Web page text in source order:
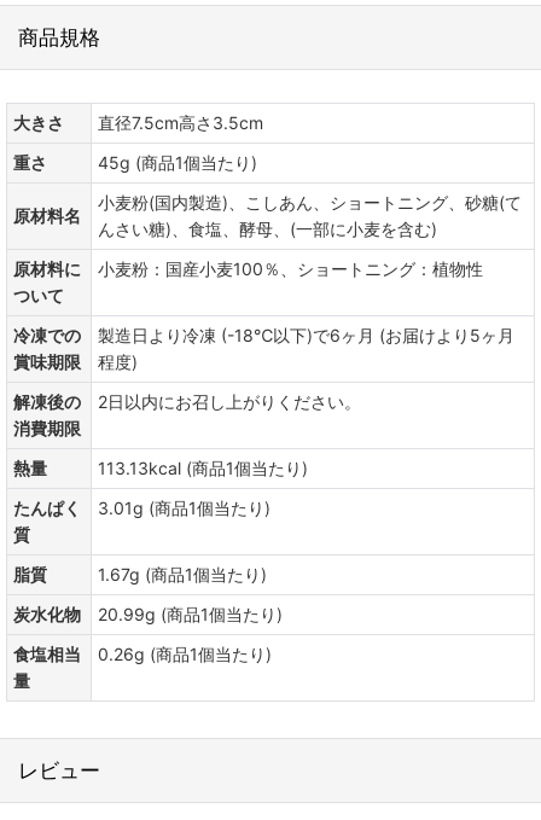
商品規格
大きさ
直径7.5cm高さ3.5cm
重さ
45g (商品1個当たり)
原材料名
小麦粉(国内製造)、こしあん、ショートニング、砂糖(て
んさい糖)、食塩、酵母、(一部に小麦を含む)
原材料に
ついて
小麦粉：国産小麦100％、ショートニング：植物性
冷凍での
賞味期限
製造日より冷凍 (-18℃以下)で6ヶ月 (お届けより5ヶ月
程度)
解凍後の
消費期限
2日以内にお召し上がりください。
熱量
113.13kcal (商品1個当たり)
たんぱく
質
3.01g (商品1個当たり)
脂質
1.67g (商品1個当たり)
炭水化物
20.99g (商品1個当たり)
食塩相当
量
0.26g (商品1個当たり)
レビュー